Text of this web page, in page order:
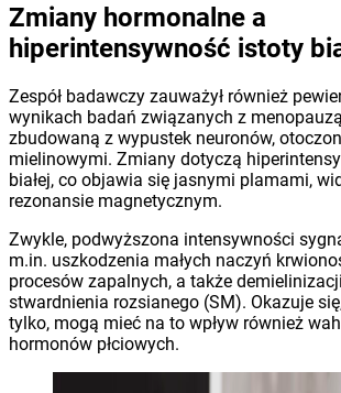
Zmiany hormonalne a
hiperintensywność istoty
Zespół badawczy zauważył również
wynikach badań związanych z
zbudowaną z wypustek neuronów,
mielinowymi. Zmiany dotyczą
białej, co objawia się jasnymi plamami,
rezonansie magnetycznym.
Zwykle, podwyższona intensywności
m.in. uszkodzenia małych naczyń
procesów zapalnych, a także
stwardnienia rozsianego (SM). Okazuje
tylko, mogą mieć na to wpływ również
hormonów płciowych.